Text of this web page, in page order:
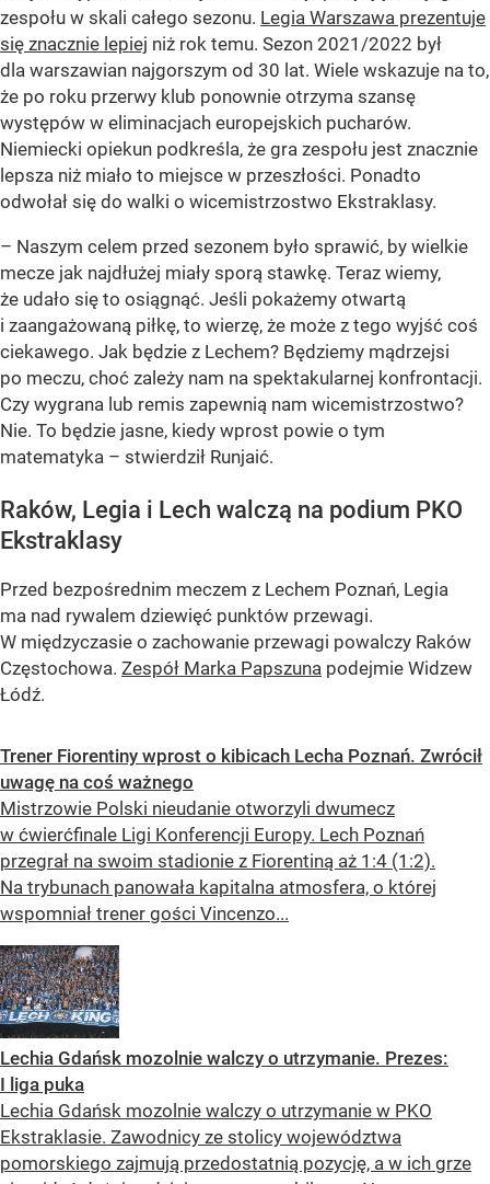
zespołu w skali całego sezonu. Legia Warszawa prezentuje
się znacznie lepiej niż rok temu. Sezon 2021/2022 był
dla warszawian najgorszym od 30 lat. Wiele wskazuje na to,
że po roku przerwy klub ponownie otrzyma szansę
występów w eliminacjach europejskich pucharów.
Niemiecki opiekun podkreśla, że gra zespołu jest znacznie
lepsza niż miało to miejsce w przeszłości. Ponadto
odwołał się do walki o wicemistrzostwo Ekstraklasy.
– Naszym celem przed sezonem było sprawić, by wielkie
mecze jak najdłużej miały sporą stawkę. Teraz wiemy,
że udało się to osiągnąć. Jeśli pokażemy otwartą
i zaangażowaną piłkę, to wierzę, że może z tego wyjść coś
ciekawego. Jak będzie z Lechem? Będziemy mądrzejsi
po meczu, choć zależy nam na spektakularnej konfrontacji.
Czy wygrana lub remis zapewnią nam wicemistrzostwo?
Nie. To będzie jasne, kiedy wprost powie o tym
matematyka – stwierdził Runjaić.
Raków, Legia i Lech walczą na podium PKO
Ekstraklasy
Przed bezpośrednim meczem z Lechem Poznań, Legia
ma nad rywalem dziewięć punktów przewagi.
W międzyczasie o zachowanie przewagi powalczy Raków
Częstochowa. Zespół Marka Papszuna podejmie Widzew
Łódź.
Trener Fiorentiny wprost o kibicach Lecha Poznań. Zwrócił
uwagę na coś ważnego
Mistrzowie Polski nieudanie otworzyli dwumecz
w ćwierćfinale Ligi Konferencji Europy. Lech Poznań
przegrał na swoim stadionie z Fiorentiną aż 1:4 (1:2).
Na trybunach panowała kapitalna atmosfera, o której
wspomniał trener gości Vincenzo...
Lechia Gdańsk mozolnie walczy o utrzymanie. Prezes:
I liga puka
Lechia Gdańsk mozolnie walczy o utrzymanie w PKO
Ekstraklasie. Zawodnicy ze stolicy województwa
pomorskiego zajmują przedostatnią pozycję, a w ich grze